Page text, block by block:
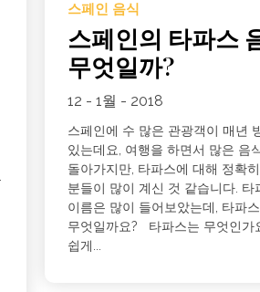
스페인 음식
스페인의 타파스
무엇일까?
12 - 1월 - 2018
스페인에 수 많은 관광객이 매년
있는데요, 여행을 하면서 많은 음
돌아가지만, 타파스에 대해 정확
분들이 많이 계신 것 같습니다. 타
이름은 많이 들어보았는데, 타파
무엇일까요? 타파스는 무엇인가
쉽게...